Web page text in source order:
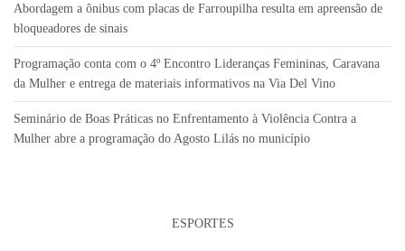
Abordagem a ônibus com placas de Farroupilha resulta em apreensão de
bloqueadores de sinais
Programação conta com o 4º Encontro Lideranças Femininas, Caravana
da Mulher e entrega de materiais informativos na Via Del Vino
Seminário de Boas Práticas no Enfrentamento à Violência Contra a
Mulher abre a programação do Agosto Lilás no município
ESPORTES